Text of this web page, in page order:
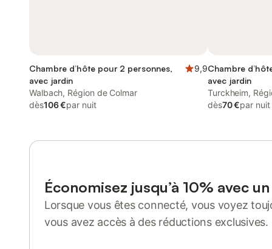
Chambre d’hôte pour 2 personnes,
avec jardin
9,9
Walbach, Région de Colmar
dès106 €par nuit
Chambre
avec jardin
Turckheim,
dès70 €par nuit
Économisez jusqu’à 10% avec
Lorsque vous êtes connecté, vous voyez
vous avez accès à des réductions exclusives.